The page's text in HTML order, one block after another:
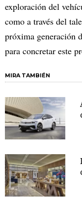
exploración del
como a través del
próxima generación
para concretar este
MIRA TAMBIÉN